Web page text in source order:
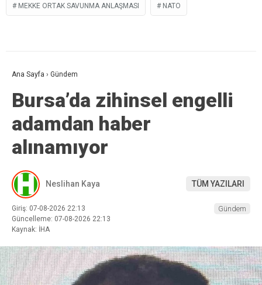
MEKKE ORTAK SAVUNMA ANLAŞMASI NATO
Ana Sayfa › Gündem
Bursa’da zihinsel engelli
adamdan haber
alınamıyor
Neslihan Kaya TÜM YAZILARI
Giriş: 07-08-2026 22:13
Güncelleme: 07-08-2026 22:13
Kaynak: İHA
Gündem